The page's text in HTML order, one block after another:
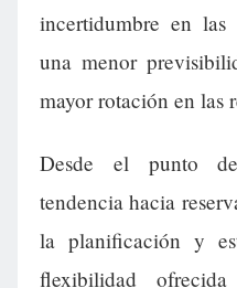
incertidumbre en las
una menor
mayor rotación en las
Desde el punto
tendencia hacia
la planificación y
flexibilidad